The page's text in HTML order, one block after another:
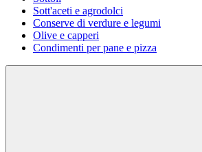
Sott'aceti e agrodolci
Conserve di verdure e legumi
Olive e capperi
Condimenti per pane e pizza